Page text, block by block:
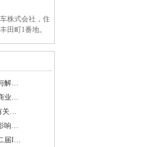
建
通知
资本
株式会社，住
田町1番地。
解…
业…
关…
响…
届I…